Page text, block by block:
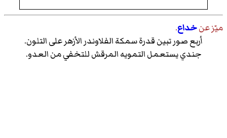
ميّز عنخداع.
أربع صور تبين قدرة سمكةالفلاوندر الأزهرعلىالتلون.
جندي يستعمل التمويه المرقش للتخفي من العدو.